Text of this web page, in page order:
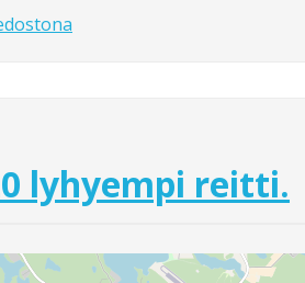
lyhyempi reitti.